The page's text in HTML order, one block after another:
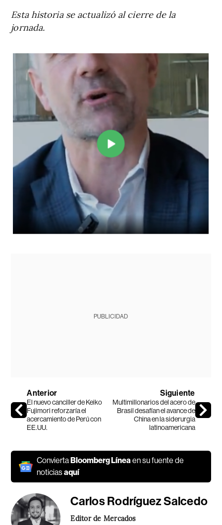
Esta historia se actualizó al cierre de la
jornada.
PUBLICIDAD
Anterior
El nuevo canciller de Keiko
Fujimori reforzaría el
acercamiento de Perú con
EE.UU.
Siguiente
Multimillonarios del acero de
Brasil desafían el avance de
China en la siderurgia
latinoamericana
ConviertaBloomberg Líneaen su fuente de
noticiasaquí
Carlos Rodríguez Salcedo
Editor de Mercados